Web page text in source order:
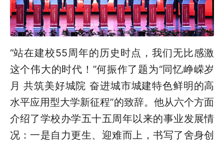
“站在建校55周年的历史时点，我们无比感激
这个伟大的时代！”何振作了题为“同忆峥嵘岁
月 共筑美好城院 奋进城市城建特色鲜明的高
水平应用型大学新征程”的致辞。他从六个方面
介绍了学校办学五十五周年以来的事业发展情
况：一是自力更生、迎难而上，书写了舍身创